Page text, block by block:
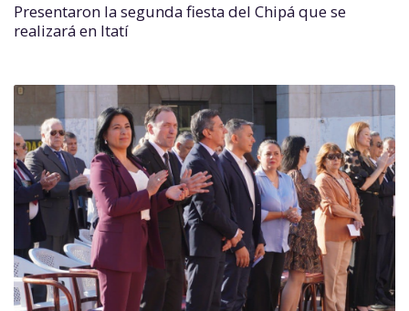
Presentaron la segunda fiesta del Chipá que se
realizará en Itatí